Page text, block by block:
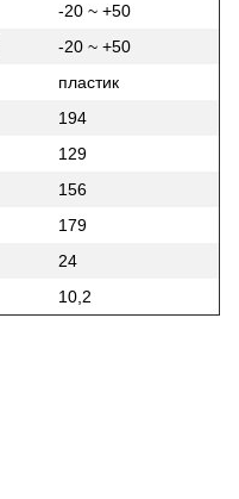
-20 ~ +50
-20 ~ +50
пластик
194
129
156
179
24
10,2